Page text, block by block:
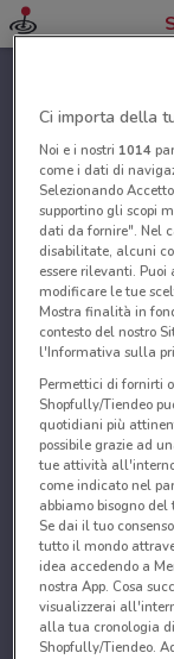
Ci importa della
Noi e i nostri 1014
come i dati di
Selezionando
supportino gli scopi
dati da fornire". Nel
disabilitate, alcuni
essere rilevanti.
modificare le tue
Mostra finalità in
contesto del nostro
l'Informativa sulla
Permettici di fornirti
Shopfully/Tiendeo
quotidiani più
possibile grazie ad
tue attività
come indicato nel
abbiamo bisogno
Se dai il tuo
tutto il mondo
idea accedendo a
nostra App. Cosa
visualizzerai
alla tua cronologia
Shopfully/Tiendeo.